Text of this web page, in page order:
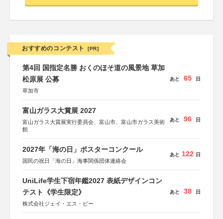
おすすめのコンテスト [PR]
第4回 国指定名勝 おくのほそ道の風景地 草加
松原展 公募
草加市
あと 65 日
富山ガラス大賞展 2027
富山ガラス大賞展実行委員会、富山市、富山市ガラス美術
館
あと 96 日
2027年「海の日」ポスターコンクール
国民の祝日「海の日」海事関係団体連絡会
あと 122 日
UniLife学生下宿年鑑2027 表紙デザインコン
テスト《学生限定》
株式会社ジェイ・エス・ビー
あと 38 日